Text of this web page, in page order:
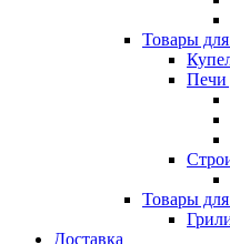
Товары
Печи
Товары
Доставка